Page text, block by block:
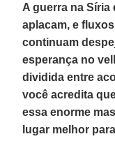
A guerra na Síria
aplacam, e
continuam
esperança no
dividida entre
você acredita
essa enorme
lugar melhor